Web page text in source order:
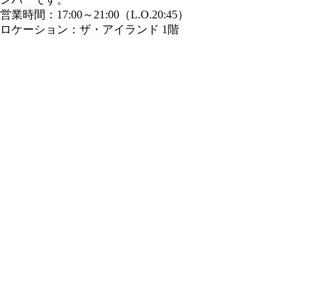
営業時間：17:00～21:00（L.O.20:45）
ロケーション：ザ・アイランド 1階